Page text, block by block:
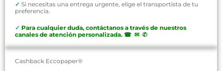
✓ Si necesitas una entrega urgente, elige el transportista de tu
preferencia.
✓ Para cualquier duda, contáctanos a través de nuestros
canales de atención personalizada. ☎ ✉ ✆
Cashback Eccopaper®